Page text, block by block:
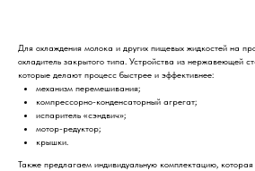
Для охлаждения молока и других пищевых жидкостей на
охладитель закрытого типа. Устройства из нержавеющей
которые делают процесс быстрее и эффективнее:
механизм перемешивания;
компрессорно-конденсаторный агрегат;
испаритель «сэндвич»;
мотор-редуктор;
крышки.
Также предлагаем индивидуальную комплектацию, которая